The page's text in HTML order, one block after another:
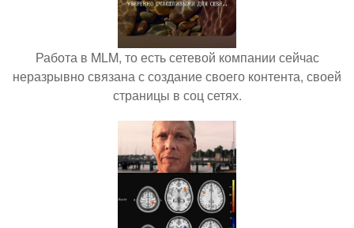
Работа в MLM, то есть сетевой компании сейчас
неразрывно связана с создание своего контента, своей
страницы в соц сетях.